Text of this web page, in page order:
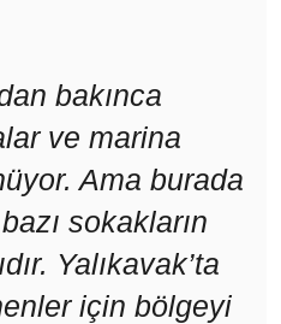
bakınca
ve marina
Ama burada
sokakların
Yalıkavak’ta
için bölgeyi